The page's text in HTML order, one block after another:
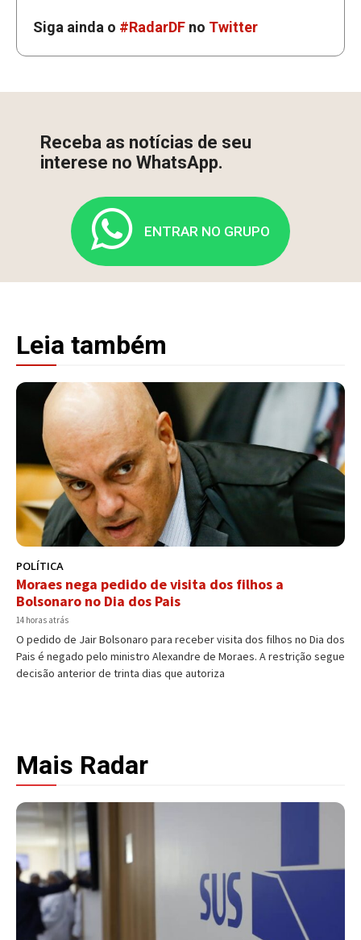
Siga ainda o #RadarDF no Twitter
Receba as notícias de seu
interese no WhatsApp.
ENTRAR NO GRUPO
Leia também
POLÍTICA
Moraes nega pedido de visita dos filhos a
Bolsonaro no Dia dos Pais
14 horas atrás
O pedido de Jair Bolsonaro para receber visita dos filhos no Dia dos
Pais é negado pelo ministro Alexandre de Moraes. A restrição segue
decisão anterior de trinta dias que autoriza
Mais Radar